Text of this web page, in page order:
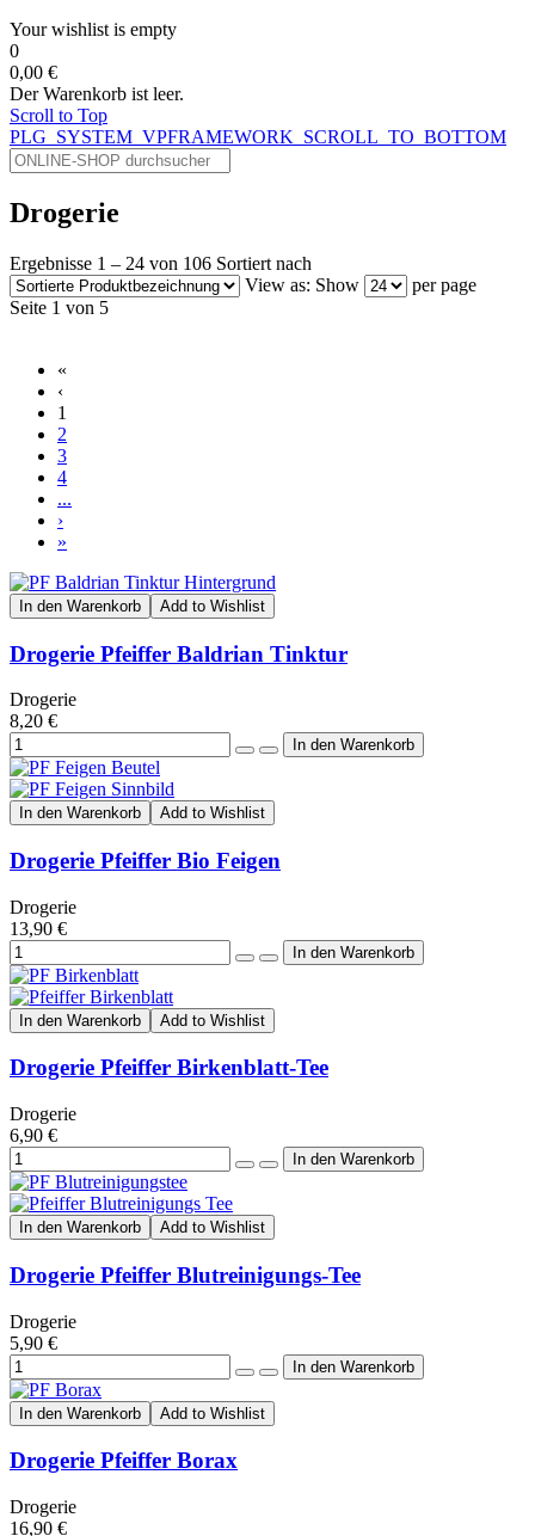
Your wishlist is empty
0
0,00 €
Der Warenkorb ist leer.
Scroll to Top
PLG_SYSTEM_VPFRAMEWORK_SCROLL_TO_BOTTOM
Drogerie
Ergebnisse 1 – 24 von 106 Sortiert nach
View as: Show
per page
Seite 1 von 5
«
‹
1
2
3
4
...
›
»
In den Warenkorb Add to Wishlist
Drogerie Pfeiffer Baldrian Tinktur
Drogerie
8,20 €
In den Warenkorb Add to Wishlist
Drogerie Pfeiffer Bio Feigen
Drogerie
13,90 €
In den Warenkorb Add to Wishlist
Drogerie Pfeiffer Birkenblatt-Tee
Drogerie
6,90 €
In den Warenkorb Add to Wishlist
Drogerie Pfeiffer Blutreinigungs-Tee
Drogerie
5,90 €
In den Warenkorb Add to Wishlist
Drogerie Pfeiffer Borax
Drogerie
16,90 €